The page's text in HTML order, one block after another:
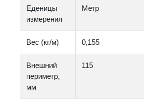
Еденицы
измерения
Метр
Вес (кг/м) 0,155
Внешний
периметр,
мм
115